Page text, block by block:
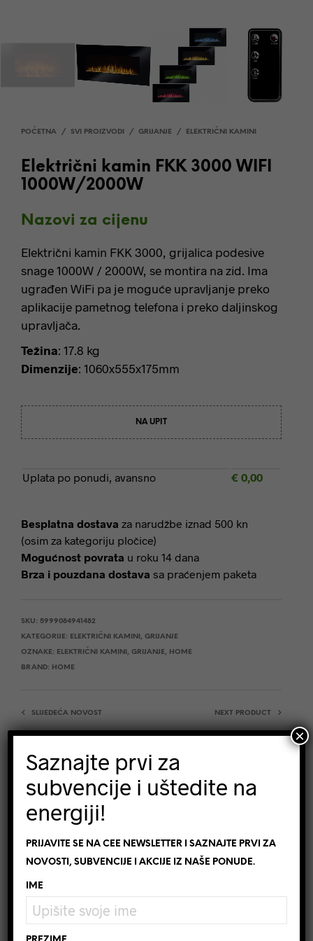
POČETNA / SVI PROIZVODI / GRIJANJE / ELEKTRIČNI KAMINI
Električni kamin FKK 3000 WIFI
1000W/2000W
Nazovi za cijenu
Električni kamin FKK 3000, grijalica podesive
snage 1000W / 2000W, se montira na zid. Ima
ugrađen WiFi pa je moguće upravljanje preko
aplikacije pametnog telefona i preko daljinskog
upravljača.
Težina: 17.8 kg
Dimenzije: 1060x555x175mm
NA UPIT
Uplata po ponudi, avansno € 0,00
Besplatna dostava za narudžbe iznad 500 kn
(osim za kategoriju pločice)
Mogućnost povrata u roku 14 dana
Brza i pouzdana dostava sa praćenjem paketa
SKU: 5999084941482
KATEGORIJE: ELEKTRIČNI KAMINI, GRIJANJE
OZNAKE: ELEKTRIČNI KAMINI, GRIJANJE, HOME
BRAND: HOME
SLIJEDEĆA NOVOST NEXT PRODUCT
OPIS
DODATNE INFORMACIJE
Specifikacije
Električni kamin je odličan izvor primarnog
grijanja domova. Smanjuje pritisak početkom
sezone grijanja, kada još nije toliko hladno i uz
Saznajte prvi za
subvencije i uštedite na
energiji!
PRIJAVITE SE NA CEE NEWSLETTER I SAZNAJTE PRVI ZA
NOVOSTI, SUBVENCIJE I AKCIJE IZ NAŠE PONUDE.
IME
×